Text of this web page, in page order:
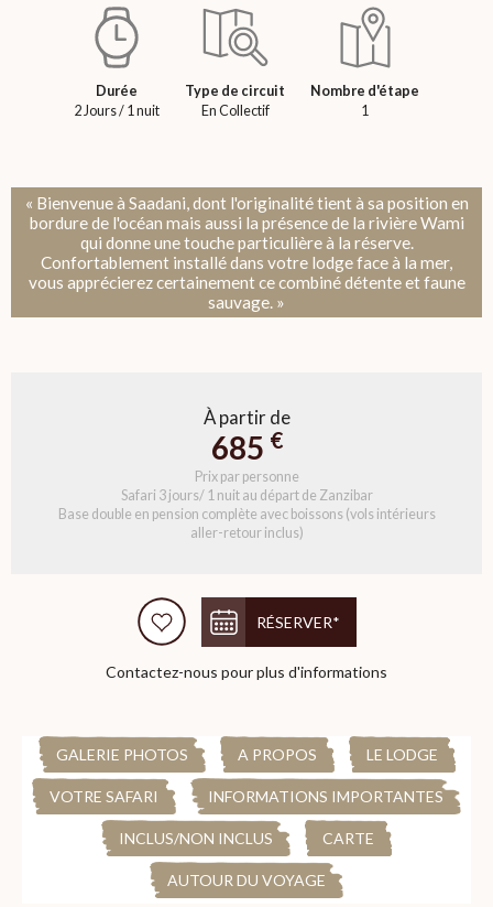
Durée
2 Jours / 1 nuit
Type de circuit
En Collectif
Nombre d'étape
1
« Bienvenue à Saadani, dont l'originalité tient à sa position en
bordure de l'océan mais aussi la présence de la rivière Wami
qui donne une touche particulière à la réserve.
Confortablement installé dans votre lodge face à la mer,
vous apprécierez certainement ce combiné détente et faune
sauvage. »
À partir de
685 €
Prix par personne
Safari 3 jours/ 1 nuit au départ de Zanzibar
Base double en pension complète avec boissons (vols intérieurs
aller-retour inclus)
RÉSERVER*
Contactez-nous pour plus d'informations
GALERIE PHOTOS A PROPOS LE LODGE
VOTRE SAFARI INFORMATIONS IMPORTANTES
INCLUS/NON INCLUS CARTE
AUTOUR DU VOYAGE